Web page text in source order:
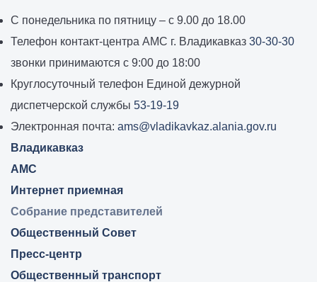
График
работы
администрации
местного
самоуправления
города
Владикавказ:
С понедельника по пятницу – с 9.00 до 18.00
Телефон контакт-центра АМС г. Владикавказ 30-30-30
звонки принимаются с 9:00 до 18:00
Круглосуточный телефон Единой дежурной
диспетчерской службы 53-19-19
Электронная почта: ams@vladikavkaz.alania.gov.ru
Владикавказ
АМС
Интернет приемная
Собрание представителей
Общественный Совет
Пресс-центр
Общественный транспорт